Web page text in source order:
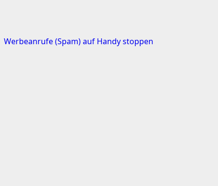
Werbeanrufe (Spam) auf Handy stoppen